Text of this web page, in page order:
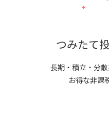
つみたて
長期・積立・分
お得な非課